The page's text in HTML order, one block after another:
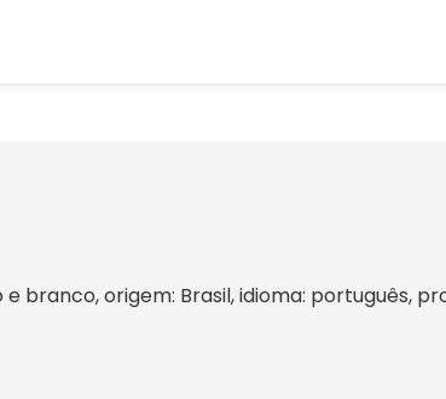
branco, origem: Brasil, idioma: português,